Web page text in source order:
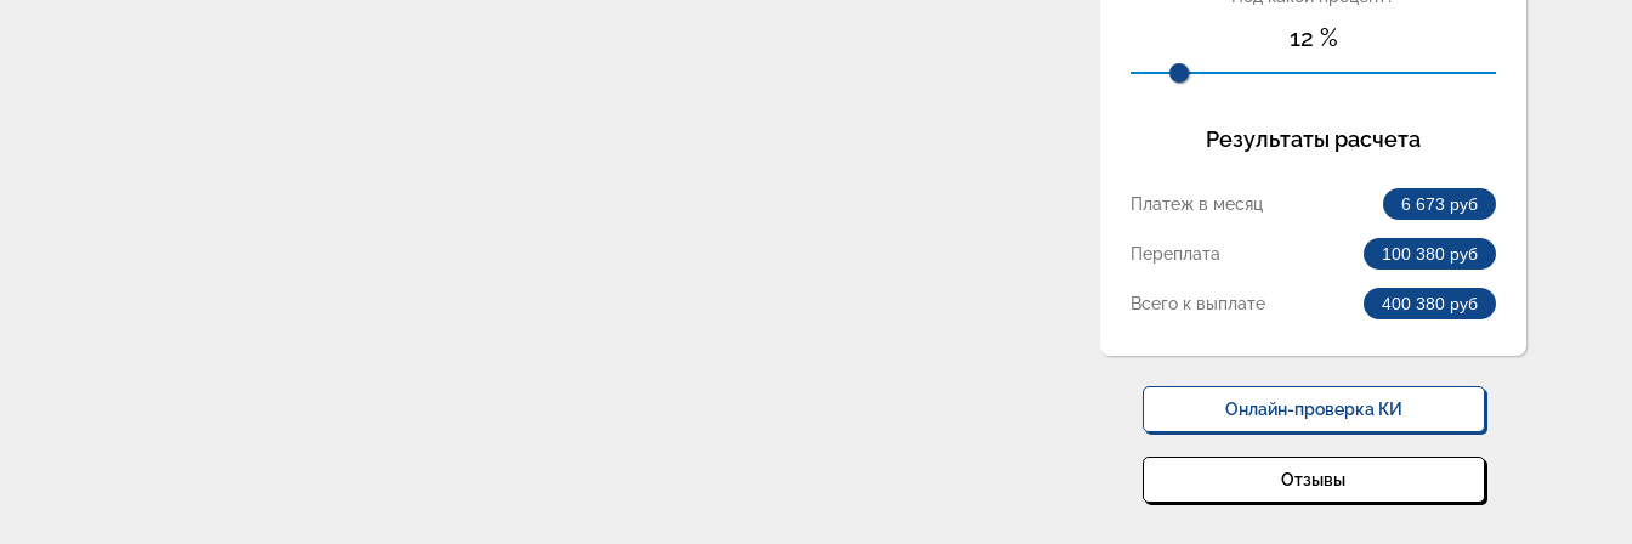
12 %
Результаты расчета
Платеж в месяц 6 673 руб
Переплата 100 380 руб
Всего к выплате 400 380 руб
Онлайн-проверка КИ
Отзывы